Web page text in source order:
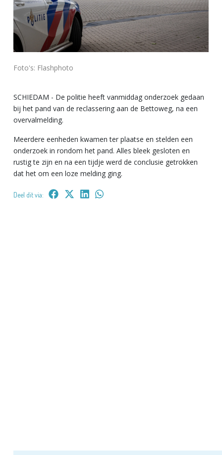
Foto's: Flashphoto
SCHIEDAM - De politie heeft vanmiddag onderzoek gedaan
bij het pand van de reclassering aan de Bettoweg, na een
overvalmelding.
Meerdere eenheden kwamen ter plaatse en stelden een
onderzoek in rondom het pand. Alles bleek gesloten en
rustig te zijn en na een tijdje werd de conclusie getrokken
dat het om een loze melding ging.
Deel dit via: